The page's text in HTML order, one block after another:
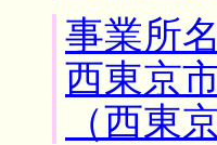
事業所
西東京
（西東